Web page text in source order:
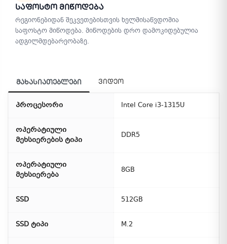
Საფოსტო Მიწოდება
რეგიონებიდან შეკვეთებისთვის ხელმისაწვდომია
საფოსტო მიწოდება. მიწოდების დრო დამოკიდებულია
ადგილმდებარეობაზე.
მახასიათებლები ვიდეო
პროცესორი Intel Core i3-1315U
ოპერატიული
მეხსიერების ტიპი
DDR5
ოპერატიული
მეხსიერება
8GB
SSD 512GB
SSD ტიპი M.2